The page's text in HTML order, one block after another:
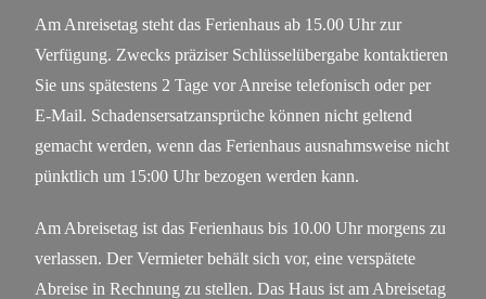
Am Anreisetag steht das Ferienhaus ab 15.00 Uhr zur
Verfügung. Zwecks präziser Schlüsselübergabe kontaktieren
Sie uns spätestens 2 Tage vor Anreise telefonisch oder per
E-Mail. Schadensersatzansprüche können nicht geltend
gemacht werden, wenn das Ferienhaus ausnahmsweise nicht
pünktlich um 15:00 Uhr bezogen werden kann.
Am Abreisetag ist das Ferienhaus bis 10.00 Uhr morgens zu
verlassen. Der Vermieter behält sich vor, eine verspätete
Abreise in Rechnung zu stellen. Das Haus ist am Abreisetag